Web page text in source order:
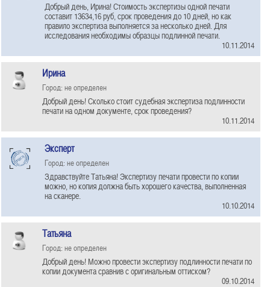
Добрый день, Ирина! Стоимость экспертизы одной печати
составит 13634,16 руб, срок проведения до 10 дней, но как
правило экспертиза выполняется за несколько дней. Для
исследования необходимы образцы подлинной печати.
10.11.2014
Ирина
Город: не определен
Добрый день! Сколько стоит судебная экспертиза подлинности
печати на одном документе, срок проведения?
10.11.2014
Эксперт
Город: не определен
Здравствуйте Татьяна! Экспертизу печати провести по копии
можно, но копия должна быть хорошего качества, выполненная
на сканере.
10.10.2014
Татьяна
Город: не определен
Добрый день! Можно провести экспертизу подлинности печати по
копии документа сравнив с оригинальным оттиском?
09.10.2014